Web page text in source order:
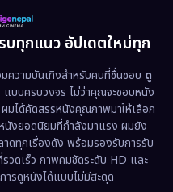
(13)
(5)
(93)
(1,460)
(17)
1974
ทุกแนว อัปเดตใหม่ทุก
ความบันเทิงสำหรับคนที่ชื่นชอบ ดู
แบบครบวงจร ไม่ว่าคุณจะชอบหนัง
มได้คัดสรรหนังคุณภาพมาให้เลือก
นังยอดนิยมที่กำลังมาแรง ผมยัง
ดทุกเรื่องดัง พร้อมรองรับการรับ
ดเร็ว ภาพคมชัดระดับ HD และ
รดูหนังได้แบบไม่มีสะดุด